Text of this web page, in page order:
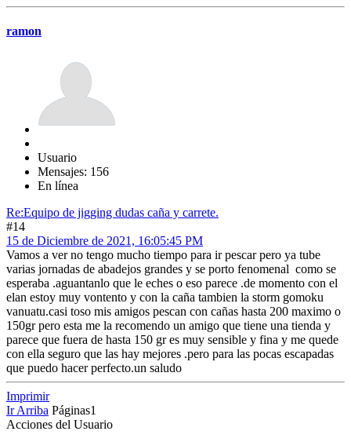
ramon
Usuario
Mensajes: 156
En línea
Re:Equipo de jigging dudas caña y carrete.
#14
15 de Diciembre de 2021, 16:05:45 PM
Vamos a ver no tengo mucho tiempo para ir pescar pero ya tube
varias jornadas de abadejos grandes y se porto fenomenal como se
esperaba .aguantanlo que le eches o eso parece .de momento con el
elan estoy muy vontento y con la caña tambien la storm gomoku
vanuatu.casi toso mis amigos pescan con cañas hasta 200 maximo o
150gr pero esta me la recomendo un amigo que tiene una tienda y
parece que fuera de hasta 150 gr es muy sensible y fina y me quede
con ella seguro que las hay mejores .pero para las pocas escapadas
que puedo hacer perfecto.un saludo
Imprimir
Ir Arriba Páginas1
Acciones del Usuario